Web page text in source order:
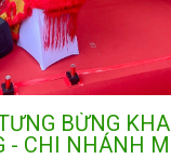
BỪNG
- CHI NHÁNH